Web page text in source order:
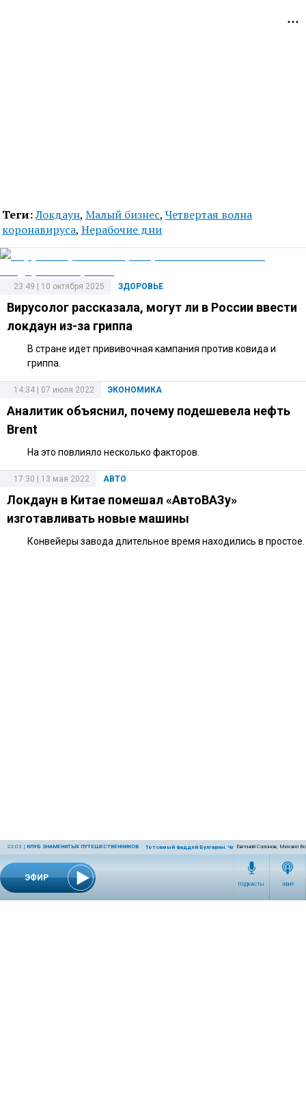
ЭФИР
22:03 | КЛУБ ЗНАМЕНИТЫХ ПУТЕШЕСТВЕННИКОВ Тот самый Фаддей Булгарин. Часть 2Евгений Сазонов, Михаил
ПОДКАСТЫ ЭФИР
Теги:Локдаун, Малый бизнес, Четвертая волна
коронавируса, Нерабочие дни
ЗДОРОВЬЕ
23:49 | 10 октября 2025
Вирусолог рассказала, могут ли в России ввести
локдаун из-за гриппа
В стране идет прививочная кампания против ковида и
гриппа.
ЭКОНОМИКА
14:34 | 07 июля 2022
Аналитик объяснил, почему подешевела нефть
Brent
На это повлияло несколько факторов.
АВТО
17:30 | 13 мая 2022
Локдаун в Китае помешал «АвтоВАЗу»
изготавливать новые машины
Конвейеры завода длительное время находились в простое.